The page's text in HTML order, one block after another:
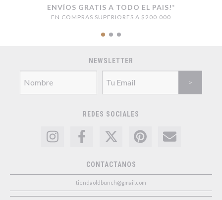
ENVÍOS GRATIS A TODO EL PAIS!*
EN COMPRAS SUPERIORES A $200.000
NEWSLETTER
REDES SOCIALES
CONTACTANOS
tiendaoldbunch@gmail.com